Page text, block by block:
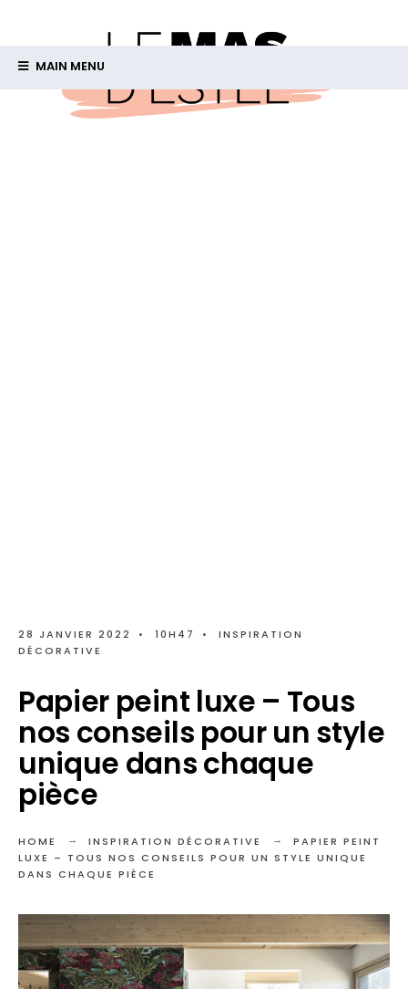
MAIN MENU
28 JANVIER 2022 • 10H47 •
INSPIRATION
DÉCORATIVE
Papier peint luxe – Tous
nos conseils pour un style
unique dans chaque
pièce
HOME INSPIRATION DÉCORATIVE
PAPIER PEINT
LUXE – TOUS NOS CONSEILS POUR UN STYLE UNIQUE
DANS CHAQUE PIÈCE